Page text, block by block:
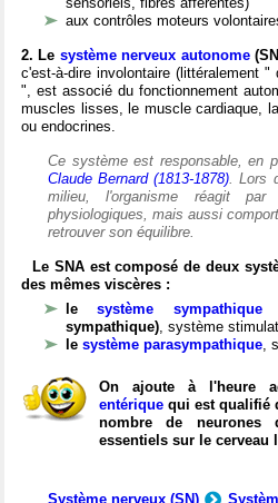
aux contrôles moteurs
2. Le système nerveux autonome
c'est-à-dire involontaire (littéralement
", est associé du fonctionnement
muscles lisses, le muscle cardiaque,
ou endocrines.
Ce système est responsable, en
Claude Bernard (1813-1878). Lors
milieu, l'organisme réagit
physiologiques, mais aussi
retrouver son équilibre.
Le SNA est composé de deux
des mêmes viscères :
lesystème sympathique
sympathique), système
le système parasympathique,
On ajoute à l'heure
entérique qui est qualifié
nombre de
essentiels sur le cerveau
Système nerveux (SN)